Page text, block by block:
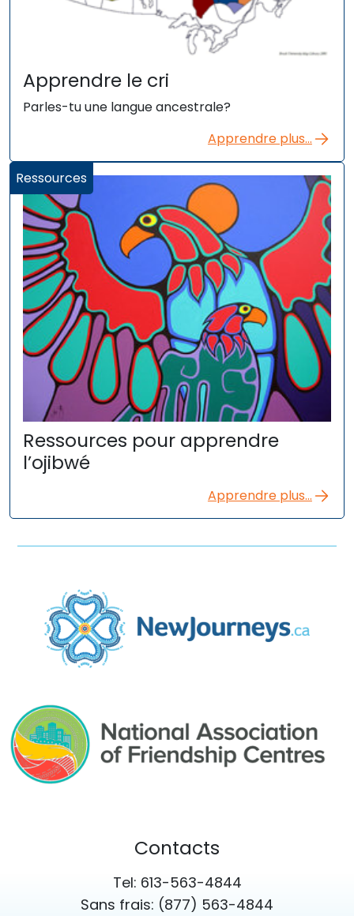
Apprendre le cri
Parles-tu une langue ancestrale?
Apprendre plus...
Ressources
Ressources pour apprendre
l’ojibwé
Apprendre plus...
Contacts
Tel: 613-563-4844
Sans frais: (877) 563-4844